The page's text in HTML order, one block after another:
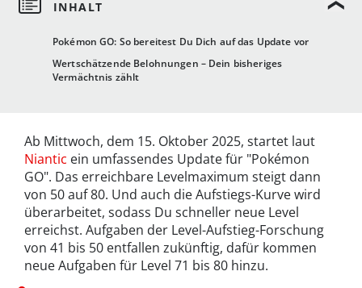
Pokémon GO: So bereitest Du Dich auf das Update vor
Wertschätzende Belohnungen – Dein bisheriges
Vermächtnis zählt
Ab Mittwoch, dem 15. Oktober 2025, startet laut
Niantic ein umfassendes Update für "Pokémon
GO". Das erreichbare Levelmaximum steigt dann
von 50 auf 80. Und auch die Aufstiegs-Kurve wird
überarbeitet, sodass Du schneller neue Level
erreichst. Aufgaben der Level-Aufstieg-Forschung
von 41 bis 50 entfallen zukünftig, dafür kommen
neue Aufgaben für Level 71 bis 80 hinzu.